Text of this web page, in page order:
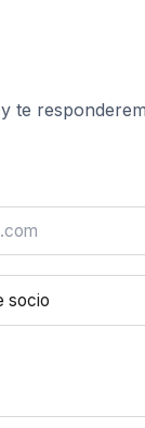
te